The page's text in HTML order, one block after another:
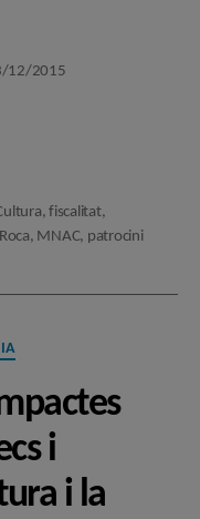
12/2015
,fiscalitat,
, MNAC, patrocini
i
i la